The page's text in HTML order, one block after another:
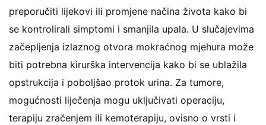
preporučiti lijekovi ili promjene načina života kako bi
se kontrolirali simptomi i smanjila upala. U slučajevima
začepljenja izlaznog otvora mokraćnog mjehura može
biti potrebna kirurška intervencija kako bi se ublažila
opstrukcija i poboljšao protok urina. Za tumore,
mogućnosti liječenja mogu uključivati ​​operaciju,
terapiju zračenjem ili kemoterapiju, ovisno o vrsti i